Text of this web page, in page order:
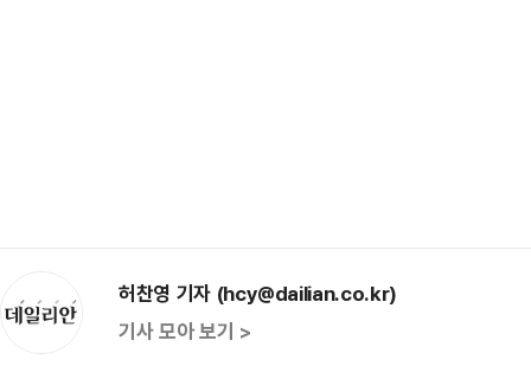
허찬영 기자 (hcy@dailian.co.kr)
기사 모아 보기 >